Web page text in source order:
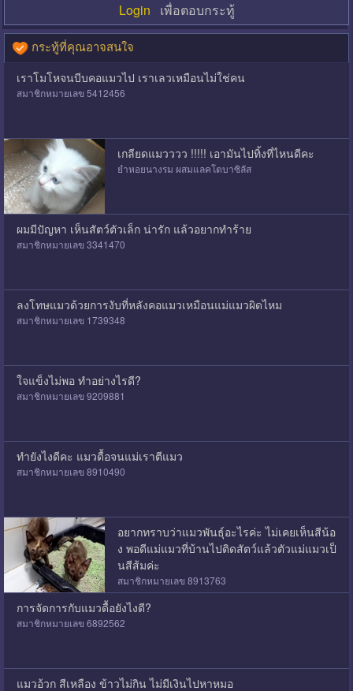
Login เพื่อตอบกระทู้
กระทู้ที่คุณอาจสนใจ
เราโมโหจนบีบคอแมวไป เราเลวเหมือนไม่ใช่คน
สมาชิกหมายเลข 5412456
เกลียดแมวววว !!!!! เอามันไปทิ้งที่ไหนดีคะ
ยำหอยนางรม ผสมแลคโตบาซิลัส
ผมมีปัญหา เห็นสัตว์ตัวเล็ก น่ารัก แล้วอยากทำร้าย
สมาชิกหมายเลข 3341470
ลงโทษแมวด้วยการงับที่หลังคอแมวเหมือนแม่แมวผิดไหม
สมาชิกหมายเลข 1739348
ใจแข็งไม่พอ ทำอย่างไรดี?
สมาชิกหมายเลข 9209881
ทำยังไงดีคะ แมวดื้อจนแม่เราตีแมว
สมาชิกหมายเลข 8910490
อยากทราบว่าแมวพันธุ์อะไรค่ะ ไม่เคยเห็นสีน้อ
ง พอดีแม่แมวที่บ้านไปติดสัตว์แล้วตัวแม่แมวเป็
นสีส้มค่ะ
สมาชิกหมายเลข 8913763
การจัดการกับแมวดื้อยังไงดี?
สมาชิกหมายเลข 6892562
แมวอ้วก สีเหลือง ข้าวไม่กิน ไม่มีเงินไปหาหมอ